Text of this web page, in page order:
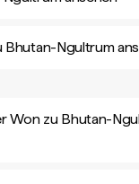
Bhutan-Ngultrum
Won zu Bhutan-